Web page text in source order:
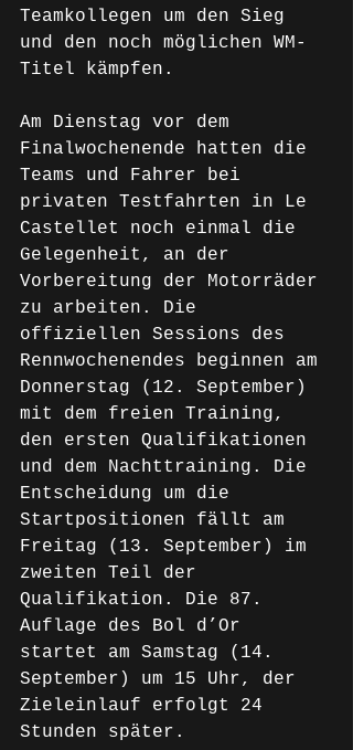
Teamkollegen um den Sieg
und den noch möglichen WM-
Titel kämpfen.
Am Dienstag vor dem
Finalwochenende hatten die
Teams und Fahrer bei
privaten Testfahrten in Le
Castellet noch einmal die
Gelegenheit, an der
Vorbereitung der Motorräder
zu arbeiten. Die
offiziellen Sessions des
Rennwochenendes beginnen am
Donnerstag (12. September)
mit dem freien Training,
den ersten Qualifikationen
und dem Nachttraining. Die
Entscheidung um die
Startpositionen fällt am
Freitag (13. September) im
zweiten Teil der
Qualifikation. Die 87.
Auflage des Bol d’Or
startet am Samstag (14.
September) um 15 Uhr, der
Zieleinlauf erfolgt 24
Stunden später.